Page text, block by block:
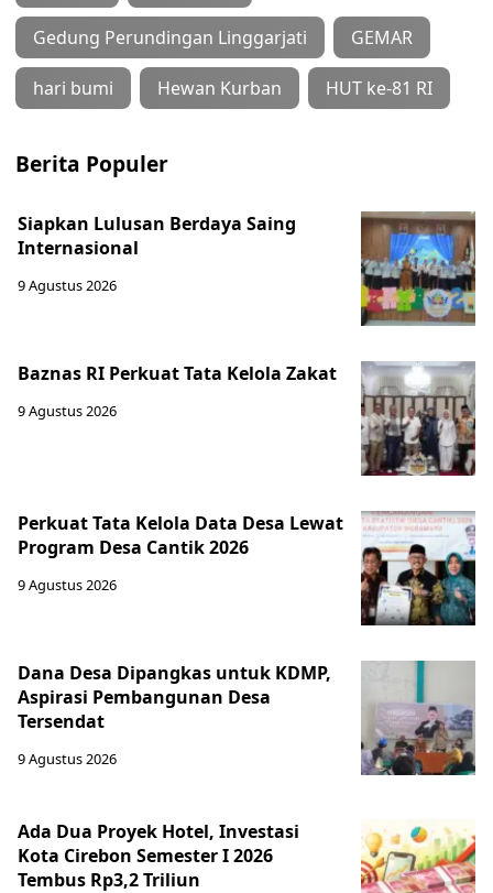
Gedung Perundingan Linggarjati GEMAR
hari bumi Hewan Kurban HUT ke-81 RI
Berita Populer
Siapkan Lulusan Berdaya Saing
Internasional
9 Agustus 2026
Baznas RI Perkuat Tata Kelola Zakat
9 Agustus 2026
Perkuat Tata Kelola Data Desa Lewat
Program Desa Cantik 2026
9 Agustus 2026
Dana Desa Dipangkas untuk KDMP,
Aspirasi Pembangunan Desa
Tersendat
9 Agustus 2026
Ada Dua Proyek Hotel, Investasi
Kota Cirebon Semester I 2026
Tembus Rp3,2 Triliun